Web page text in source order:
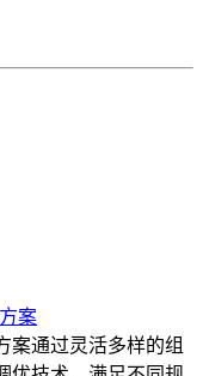
案
案通过灵活多样的组